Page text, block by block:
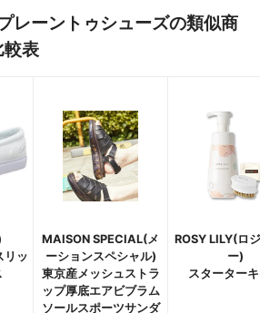
レーントゥシューズの類似商
較表
リッ
MAISON SPECIAL(メ
ーションスペシャル)
東京産メッシュストラ
ップ厚底エアビブラム
ソールスポーツサンダ
ROSY LILY(ロ
ー)
スターター